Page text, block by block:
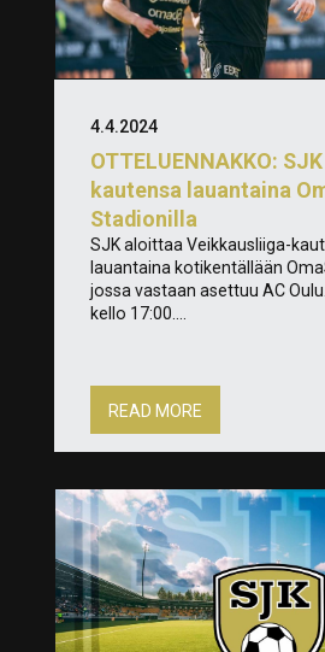
OTTELUENNAKKO:
kautensa lauantaina
Stadionilla
4.4.2024
SJK aloittaa Veikkausliiga-
lauantaina kotikentällään
jossa vastaan asettuu AC
kello 17:00....
READ MORE